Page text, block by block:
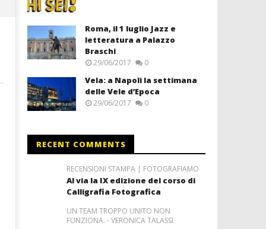
Roma, il 1 luglio Jazz e
letteratura a Palazzo
Braschi
29/06/2017 0
Vela: a Napoli la settimana
delle Vele d’Epoca
29/06/2017 0
RECENT COMMENTS
RECENSIONI STAMPA | FOTOGRAFIAMO
Al via la IX edizione del corso di
Calligrafia Fotografica
UN TEAM TROPPO UNITO NON
FUNZIONA. - VERONICA TALASSI